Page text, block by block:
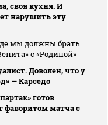
своя кухня. И
нарушить эту
мы должны брать
с «Родиной»
Доволен, что у
— Карседо
готов
фаворитом матча с